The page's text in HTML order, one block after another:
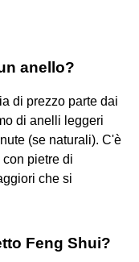
anello?
di prezzo parte dai
di anelli leggeri
(se naturali). C'è
pietre di
che si
Feng Shui?